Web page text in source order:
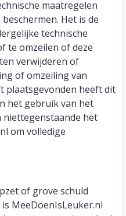
maatregelen
Het is de
technische
te omzeilen of deze
verwijderen of
of omzeiling van
plaatsgevonden heeft dit
het gebruik van het
niettegenstaande het
om volledige
of grove schuld
MeeDoenIsLeuker.nl